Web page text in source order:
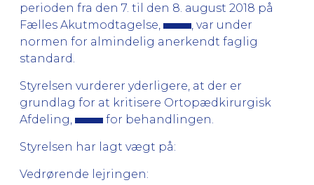
perioden fra den 7. til den 8. august 2018 på
Fælles Akutmodtagelse,
, var under
normen for almindelig anerkendt faglig
standard.
Styrelsen vurderer yderligere, at der er
grundlag for at kritisere Ortopædkirurgisk
Afdeling,
for behandlingen.
Styrelsen har lagt vægt på:
Vedrørende lejringen: